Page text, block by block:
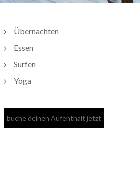
Übernachten
Essen
Surfen
Yoga